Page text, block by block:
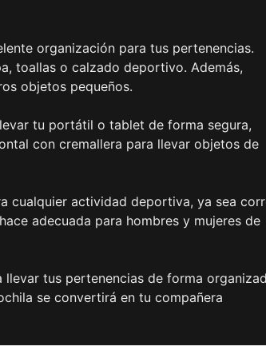
organización para tus pertenencias.
toallas o calzado deportivo. Además,
objetos pequeños.
tu portátil o tablet de forma segura,
con cremallera para llevar objetos de
cualquier actividad deportiva, ya sea
adecuada para hombres y mujeres de
llevar tus pertenencias de forma
se convertirá en tu compañera